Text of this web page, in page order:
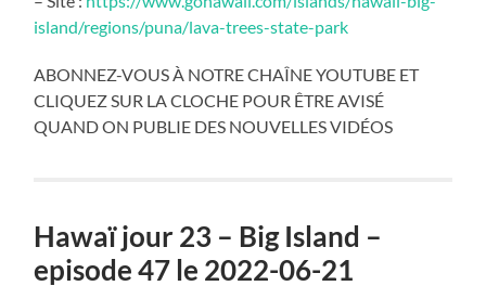
island/regions/puna/lava-trees-state-park
ABONNEZ-VOUS À NOTRE CHAÎNE YOUTUBE ET
CLIQUEZ SUR LA CLOCHE POUR ÊTRE AVISÉ
QUAND ON PUBLIE DES NOUVELLES VIDÉOS
Hawaï jour 23 – Big Island –
episode 47 le 2022-06-21